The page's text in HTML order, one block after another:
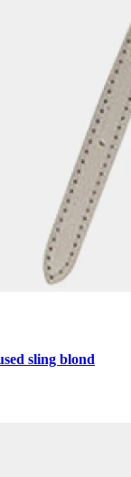
sling blond